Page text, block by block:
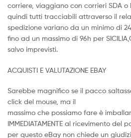
corriere, viaggiano con corrieri SDA o
quindi tutti tracciabili attraverso il
spedizione variano da un minimo di
fino ad un massimo di 96h per
salvo imprevisti.
ACQUISTI E VALUTAZIONE EBAY
Sarebbe magnifico se il pacco
click del mouse, ma il
massimo che possiamo fare è
IMMEDIATAMENTE al ricevimento del
per questo eBay non chiede un